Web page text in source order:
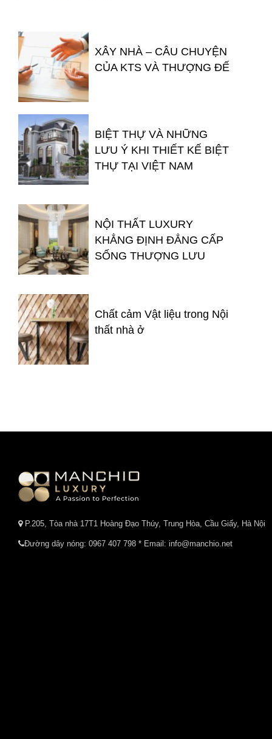
XÂY NHÀ – CÂU CHUYỆN
CỦA KTS VÀ THƯỢNG ĐẾ
BIỆT THỰ VÀ NHỮNG
LƯU Ý KHI THIẾT KẾ BIỆT
THỰ TẠI VIỆT NAM
NỘI THẤT LUXURY
KHẲNG ĐỊNH ĐẲNG CẤP
SỐNG THƯỢNG LƯU
Chất cảm Vật liệu trong Nội
thất nhà ở
P.205, Tòa nhà 17T1 Hoàng Đạo Thúy, Trung Hòa, Cầu Giấy, Hà Nội
Đường dây nóng: 0967 407 798 * Email: info@manchio.net